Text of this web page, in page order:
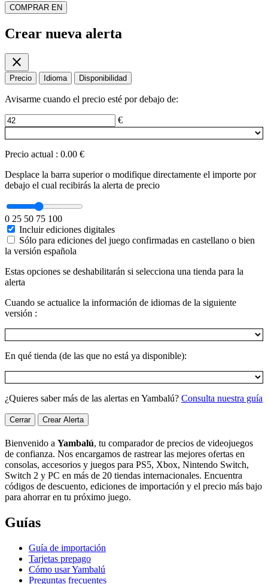
COMPRAR EN
Crear nueva alerta
close
Precio Idioma Disponibilidad
Avisarme cuando el precio esté por debajo de:
€
Precio actual : 0.00 €
Desplace la barra superior o modifique directamente el importe por
debajo el cual recibirás la alerta de precio
0 25 50 75 100
Incluir ediciones digitales
Sólo para ediciones del juego confirmadas en castellano o bien
la versión española
Estas opciones se deshabilitarán si selecciona una tienda para la
alerta
Cuando se actualice la información de idiomas de la siguiente
versión :
En qué tienda (de las que no está ya disponible):
¿Quieres saber más de las alertas en Yambalú? Consulta nuestra guía
Cerrar Crear Alerta
Bienvenido a Yambalú, tu comparador de precios de videojuegos
de confianza. Nos encargamos de rastrear las mejores ofertas en
consolas, accesorios y juegos para PS5, Xbox, Nintendo Switch,
Switch 2 y PC en más de 20 tiendas internacionales. Encuentra
códigos de descuento, ediciones de importación y el precio más bajo
para ahorrar en tu próximo juego.
Guías
Guía de importación
Tarjetas prepago
Cómo usar Yambalú
Preguntas frecuentes